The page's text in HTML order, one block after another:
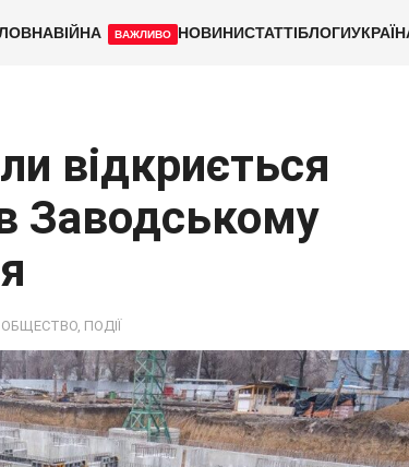
ВІЙНА ВАЖЛИВО НОВИНИСТАТТІБЛОГИ
відкриється
Заводському
ОБЩЕСТВО ПОДІЇ